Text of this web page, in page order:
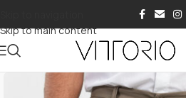
Skip to main content